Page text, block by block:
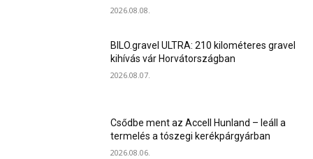
2026.08.08.
BILO.gravel ULTRA: 210 kilométeres gravel
kihívás vár Horvátországban
2026.08.07.
Csődbe ment az Accell Hunland – leáll a
termelés a tószegi kerékpárgyárban
2026.08.06.